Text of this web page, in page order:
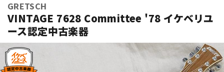
アコギ/エレアコ
GRETSCH
VINTAGE 7628 Committee '78 イケベリユ
ース認定中古楽器